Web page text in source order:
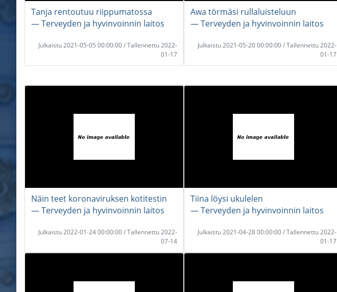
Tanja rentoutuu riippumatossa
― Terveyden ja hyvinvoinnin laitos
Julkaistu 2021-05-05 00:00:00 / Tallennettu 2022-
01-17
Awa törmäsi rullaluisteluun
― Terveyden ja hyvinvoinnin laitos
Julkaistu 2021-05-20 00:00:00 / Tallennettu 2022-
01-17
Näin teet koronaviruksen kotitestin
― Terveyden ja hyvinvoinnin laitos
Julkaistu 2022-01-24 00:00:00 / Tallennettu 2022-
07-14
Tiina löysi ukulelen
― Terveyden ja hyvinvoinnin laitos
Julkaistu 2021-04-28 00:00:00 / Tallennettu 2022-
01-17